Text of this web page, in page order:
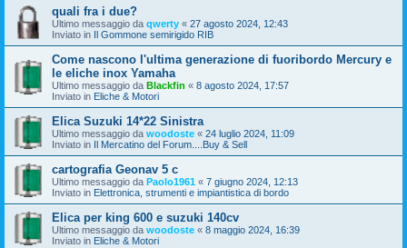
quali fra i due?
Ultimo messaggio da qwerty « 27 agosto 2024, 12:43
Inviato in Il Gommone semirigido RIB
Come nascono l'ultima generazione di fuoribordo Mercury e
le eliche inox Yamaha
Ultimo messaggio da Blackfin « 8 agosto 2024, 17:57
Inviato in Eliche & Motori
Elica Suzuki 14*22 Sinistra
Ultimo messaggio da woodoste « 24 luglio 2024, 11:09
Inviato in Il Mercatino del Forum....Buy & Sell
cartografia Geonav 5 c
Ultimo messaggio da Paolo1961 « 7 giugno 2024, 12:13
Inviato in Elettronica, strumenti e impiantistica di bordo
Elica per king 600 e suzuki 140cv
Ultimo messaggio da woodoste « 8 maggio 2024, 16:39
Inviato in Eliche & Motori